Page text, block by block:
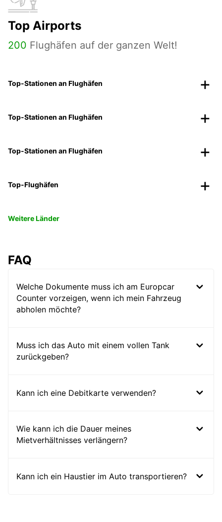
Top Airports
200 Flughäfen auf der ganzen Welt!
Top-Stationen an Flughäfen
Top-Stationen an Flughäfen
Top-Stationen an Flughäfen
Top-Flughäfen
Weitere Länder
FAQ
Welche Dokumente muss ich am Europcar
Counter vorzeigen, wenn ich mein Fahrzeug
abholen möchte?
Muss ich das Auto mit einem vollen Tank
zurückgeben?
Kann ich eine Debitkarte verwenden?
Wie kann ich die Dauer meines
Mietverhältnisses verlängern?
Kann ich ein Haustier im Auto transportieren?